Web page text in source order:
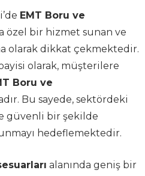
EMT Boru ve
özel bir hizmet sunan ve
olarak dikkat çekmektedir.
olarak, müşterilere
Boru ve
Bu sayede, sektördeki
güvenli bir şekilde
hedeflemektedir.
alanında geniş bir